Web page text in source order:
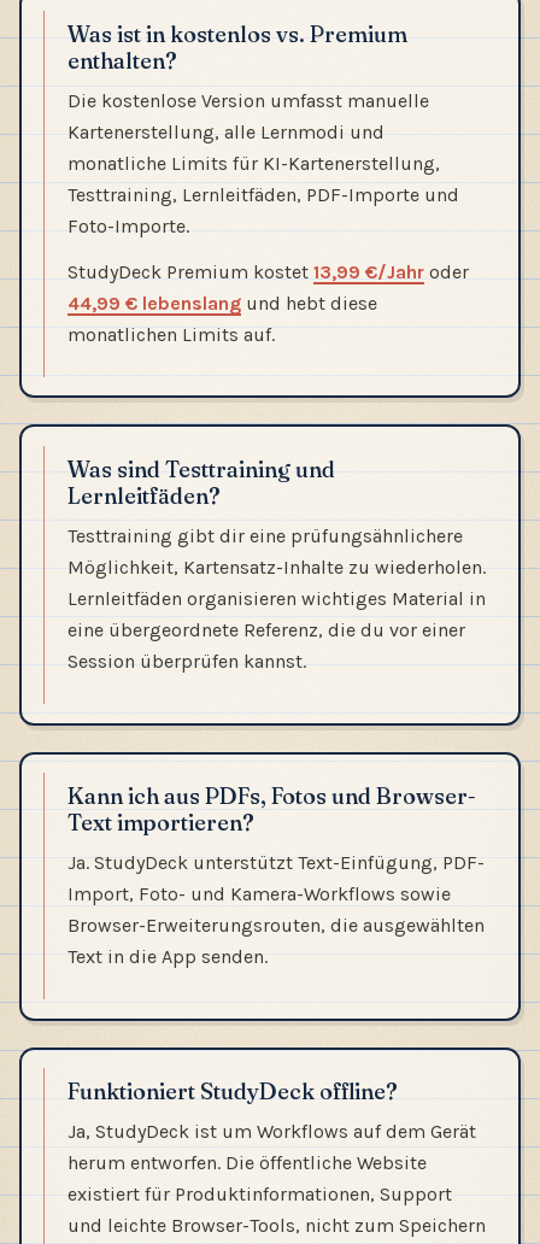
Was ist in kostenlos vs. Premium
enthalten?
Die kostenlose Version umfasst manuelle
Kartenerstellung, alle Lernmodi und
monatliche Limits für KI-Kartenerstellung,
Testtraining, Lernleitfäden, PDF-Importe und
Foto-Importe.
StudyDeck Premium kostet 13,99 €/Jahroder
44,99 € lebenslangund hebt diese
monatlichen Limits auf.
Was sind Testtraining und
Lernleitfäden?
Testtraining gibt dir eine prüfungsähnlichere
Möglichkeit, Kartensatz-Inhalte zu wiederholen.
Lernleitfäden organisieren wichtiges Material in
eine übergeordnete Referenz, die du vor einer
Session überprüfen kannst.
Kann ich aus PDFs, Fotos und Browser-
Text importieren?
Ja. StudyDeck unterstützt Text-Einfügung, PDF-
Import, Foto- und Kamera-Workflows sowie
Browser-Erweiterungsrouten, die ausgewählten
Text in die App senden.
Funktioniert StudyDeck offline?
Ja, StudyDeck ist um Workflows auf dem Gerät
herum entworfen. Die öffentliche Website
existiert für Produktinformationen, Support
und leichte Browser-Tools, nicht zum Speichern